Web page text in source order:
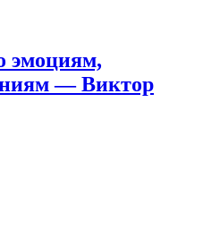
эмоциям,
— Виктор